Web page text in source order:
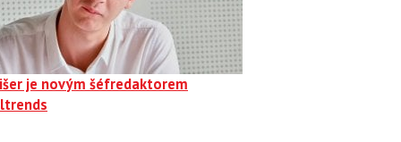
je novým šéfredaktorem